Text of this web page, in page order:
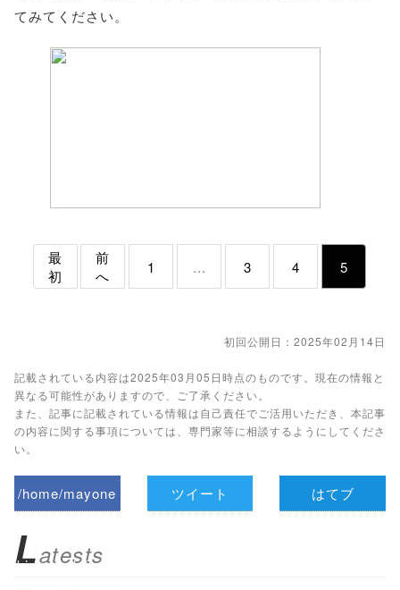
てみてください。
最
初
前
へ
1 ... 3 4 5
初回公開日：2025年02月14日
記載されている内容は2025年03月05日時点のものです。現在の情報と
異なる可能性がありますので、ご了承ください。
また、記事に記載されている情報は自己責任でご活用いただき、本記事
の内容に関する事項については、専門家等に相談するようにしてくださ
い。
/home/mayone
biz.jp/public_ht
ツイート はてブ
Latests